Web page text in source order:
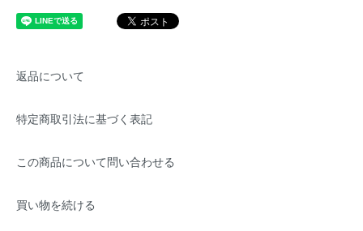
返品について
特定商取引法に基づく表記
この商品について問い合わせる
買い物を続ける